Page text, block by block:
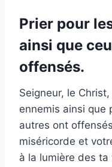
Prier pour
ainsi que
offensés.
Seigneur, le
ennemis ainsi que
autres ont
miséricorde et
à la lumière des